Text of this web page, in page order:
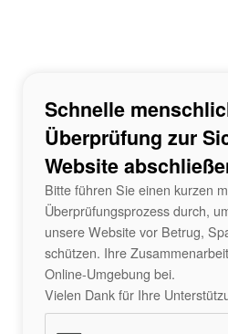
Schnelle
Überprüfung zur
Website
Bitte führen Sie einen kurzen
Überprüfungsprozess durch,
unsere Website vor Betrug,
schützen. Ihre
Online-Umgebung bei.
Vielen Dank für Ihre